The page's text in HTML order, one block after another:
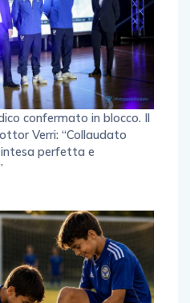
confermato in blocco. Il
Verri: “Collaudato
perfetta e